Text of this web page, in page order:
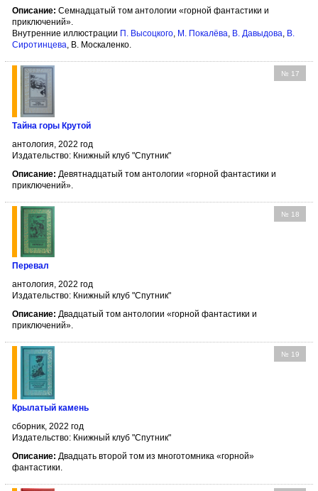
Описание: Семнадцатый том антологии «горной фантастики и
приключений».
Внутренние иллюстрации П. Высоцкого, М. Покалёва, В. Давыдова, В.
Сиротинцева, В. Москаленко.
№ 17
Тайна горы Крутой
антология, 2022 год
Издательство: Книжный клуб "Спутник"
Описание: Девятнадцатый том антологии «горной фантастики и
приключений».
№ 18
Перевал
антология, 2022 год
Издательство: Книжный клуб "Спутник"
Описание: Двадцатый том антологии «горной фантастики и
приключений».
№ 19
Крылатый камень
сборник, 2022 год
Издательство: Книжный клуб "Спутник"
Описание: Двадцать второй том из многотомника «горной»
фантастики.